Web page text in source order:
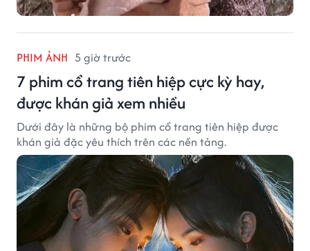
PHIM ẢNH 5 giờ trước
7 phim cổ trang tiên hiệp cực kỳ hay,
được khán giả xem nhiều
Dưới đây là những bộ phim cổ trang tiên hiệp được
khán giả đặc yêu thích trên các nền tảng.